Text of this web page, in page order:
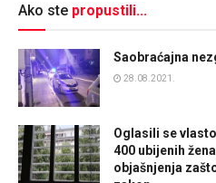
Ako ste propustili...
Saobraćajna
28.08.2021.
Oglasili se
400 ubijenih
objašnjenja